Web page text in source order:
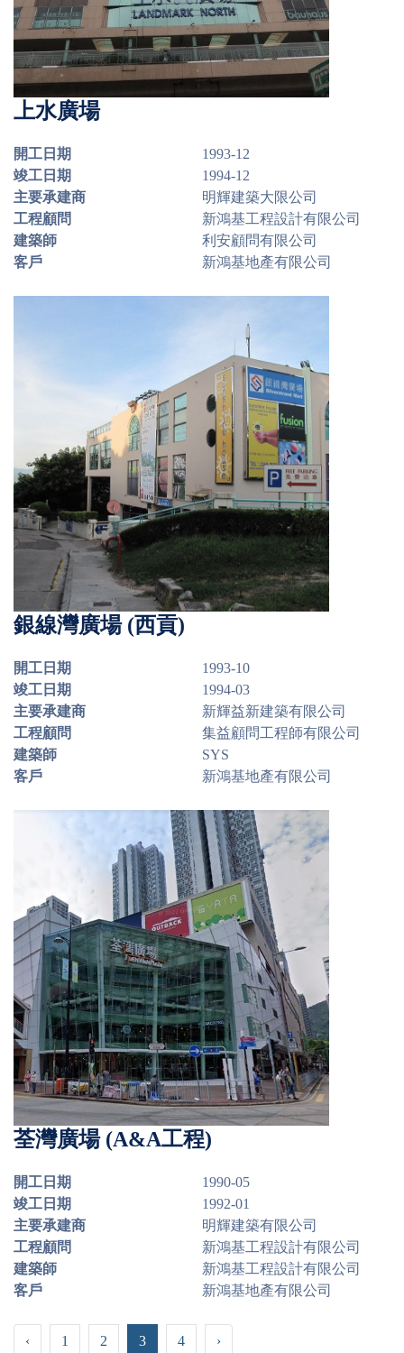
上水廣場
開工日期
1993-12
竣工日期
1994-12
主要承建商
明輝建築大限公司
工程顧問
新鴻基工程設計有限公司
建築師
利安顧問有限公司
客戶
新鴻基地產有限公司
銀線灣廣場 (西貢)
開工日期
1993-10
竣工日期
1994-03
主要承建商
新輝益新建築有限公司
工程顧問
集益顧問工程師有限公司
建築師
SYS
客戶
新鴻基地產有限公司
荃灣廣場 (A&A工程)
開工日期
1990-05
竣工日期
1992-01
主要承建商
明輝建築有限公司
工程顧問
新鴻基工程設計有限公司
建築師
新鴻基工程設計有限公司
客戶
新鴻基地產有限公司
‹ 1 2 3 4 ›